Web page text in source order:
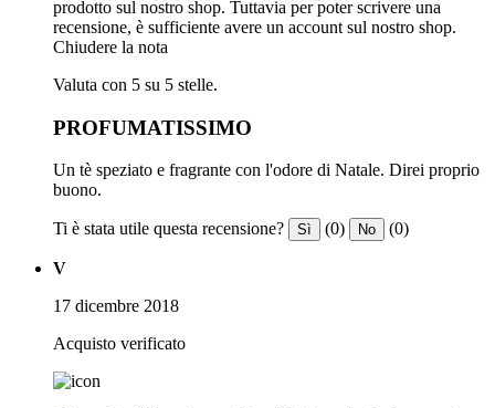
prodotto sul nostro shop. Tuttavia per poter scrivere una
recensione, è sufficiente avere un account sul nostro shop.
Chiudere la nota
Valuta con 5 su 5 stelle.
PROFUMATISSIMO
Un tè speziato e fragrante con l'odore di Natale. Direi proprio
buono.
Ti è stata utile questa recensione? Sì (0) No (0)
V
17 dicembre 2018
Acquisto verificato